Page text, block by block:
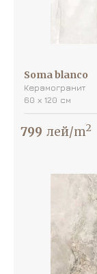
Soma blanco
Керамогранит
60 х 120 см
799 лей/m2